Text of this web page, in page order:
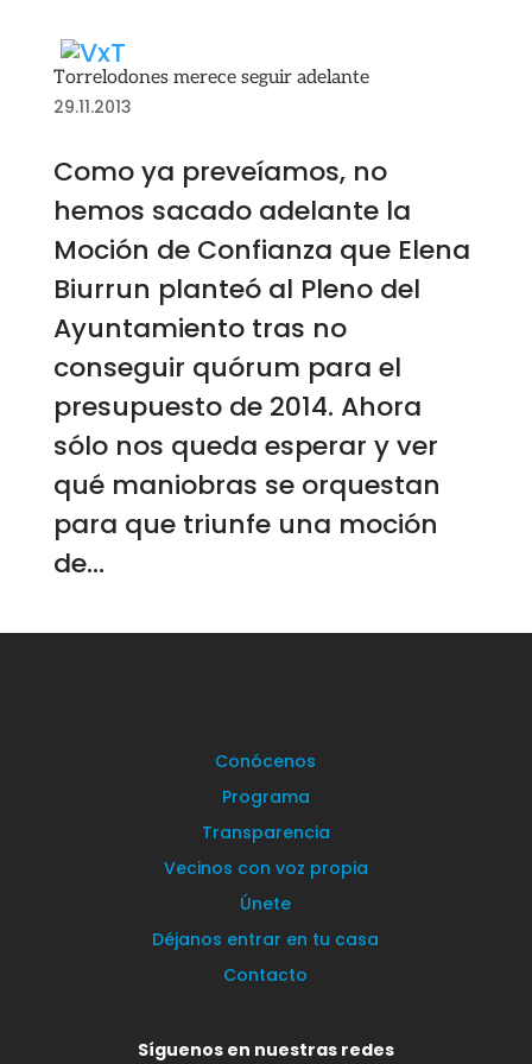
Torrelodones merece seguir adelante
29.11.2013
Como ya preveíamos, no
hemos sacado adelante la
Moción de Confianza que Elena
Biurrun planteó al Pleno del
Ayuntamiento tras no
conseguir quórum para el
presupuesto de 2014. Ahora
sólo nos queda esperar y ver
qué maniobras se orquestan
para que triunfe una moción
de...
Conócenos
Programa
Transparencia
Vecinos con voz propia
Únete
Déjanos entrar en tu casa
Contacto
Síguenos en nuestras redes